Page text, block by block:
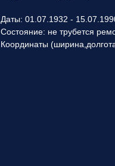
Даты: 01.07.1932 -
Состояние: не трубется
Координаты